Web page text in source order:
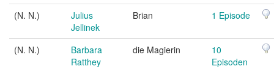
(N. N.)
Julius
Jellinek
Brian 1 Episode
(N. N.)
Barbara
Ratthey
die Magierin
10
Episoden